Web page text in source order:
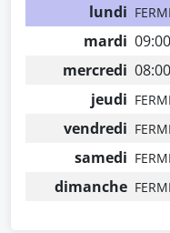
lundi
mardi
mercredi
jeudi
vendredi
samedi
dimanche